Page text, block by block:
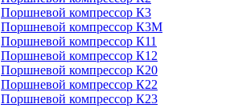
Поршневой компрессор К3
Поршневой компрессор К3М
Поршневой компрессор К11
Поршневой компрессор К12
Поршневой компрессор К20
Поршневой компрессор К22
Поршневой компрессор К23